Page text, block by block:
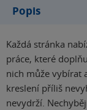
Popis
Každá stránka
práce, které
nich může vybírat
kreslení příliš
nevydrží.